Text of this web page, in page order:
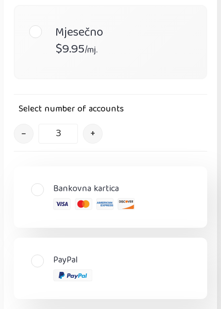
Mjesečno
$9.95/mj.
Select number of accounts
– +
Bankovna kartica
PayPal